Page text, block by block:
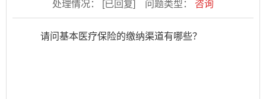
处理情况：
[已回复] 问题类型： 咨询
请问基本医疗保险的缴纳渠道有哪些？